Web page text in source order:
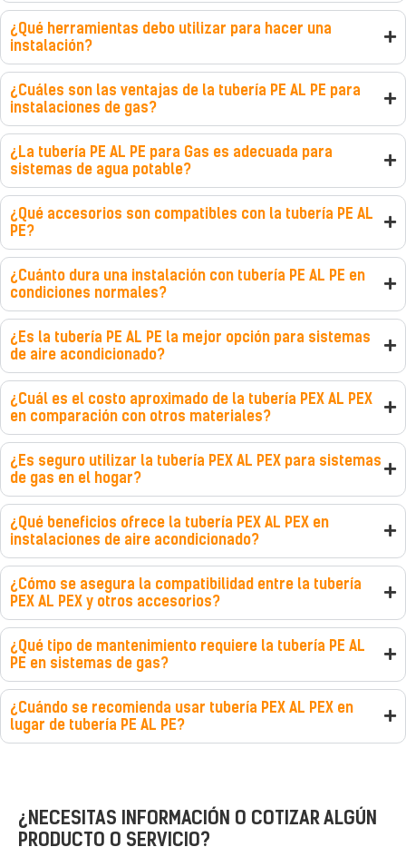
¿Qué herramientas debo utilizar para hacer una
instalación?
¿Cuáles son las ventajas de la tubería PE AL PE para
instalaciones de gas?
¿La tubería PE AL PE para Gas es adecuada para
sistemas de agua potable?
¿Qué accesorios son compatibles con la tubería PE AL
PE?
¿Cuánto dura una instalación con tubería PE AL PE en
condiciones normales?
¿Es la tubería PE AL PE la mejor opción para sistemas
de aire acondicionado?
¿Cuál es el costo aproximado de la tubería PEX AL PEX
en comparación con otros materiales?
¿Es seguro utilizar la tubería PEX AL PEX para sistemas
de gas en el hogar?
¿Qué beneficios ofrece la tubería PEX AL PEX en
instalaciones de aire acondicionado?
¿Cómo se asegura la compatibilidad entre la tubería
PEX AL PEX y otros accesorios?
¿Qué tipo de mantenimiento requiere la tubería PE AL
PE en sistemas de gas?
¿Cuándo se recomienda usar tubería PEX AL PEX en
lugar de tubería PE AL PE?
¿NECESITAS INFORMACIÓN O COTIZAR ALGÚN
PRODUCTO O SERVICIO?